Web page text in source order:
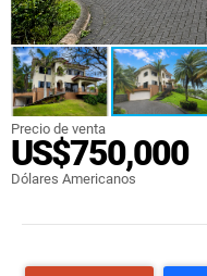
Precio de venta
US$750,000
Dólares Americanos